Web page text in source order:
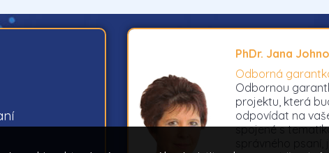
PhDr. Jana
Odborná
Odbornou
projektu, která
odpovídat na
spojené s